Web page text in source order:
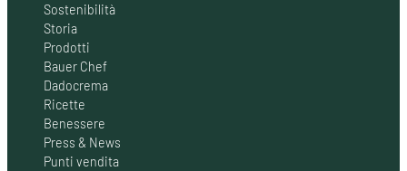
Sostenibilità
Storia
Prodotti
Bauer Chef
Dadocrema
Ricette
Benessere
Press & News
Punti vendita